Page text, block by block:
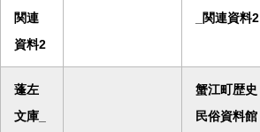
関連
資料2
_関連資料2
蓬左
文庫_
蟹江町歴史
民俗資料館